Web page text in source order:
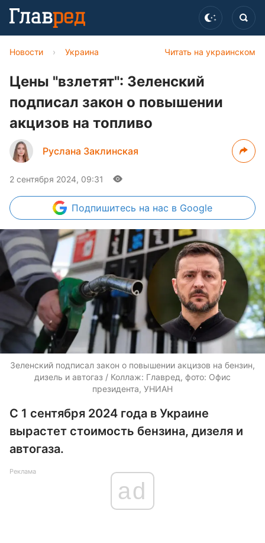
Читать на украинском
Новости › Украина
Цены "взлетят": Зеленский
подписал закон о повышении
акцизов на топливо
Руслана Заклинская
2 сентября 2024, 09:31
Подпишитесь на нас в Google
Зеленский подписал закон о повышении акцизов на бензин,
дизель и автогаз / Коллаж: Главред, фото: Офис
президента, УНИАН
С 1 сентября 2024 года в Украине
вырастет стоимость бензина, дизеля и
автогаза.
Реклама
ad